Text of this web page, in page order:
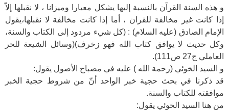
و هذه السنة القرآن بالنسبة إليها يشكل معيارا وميزانا ، لا نقبلها إلاّ
إذا كانت غير مخالفة للقران ، أما إذا كانت مخالفة لا نقبلها،يقول
الإمام الصادق (عليه السلام) : (كل شيء مردود إلى الكتاب والسنة،
وكل حديث لا يوافق كتاب الله فهو زخرف)(وسائل الشيعة للحر
العاملي ج27 ص111).
و السيد الخوئي (رحمة الله ) عليه في مصباح الأصول يقول:
قد ذكرنا في بحث حجية خبر الواحد أنّ من شروط حجية الخبر
موافقته للكتاب والسنة.
من هنا السيد الخوئي يقول: